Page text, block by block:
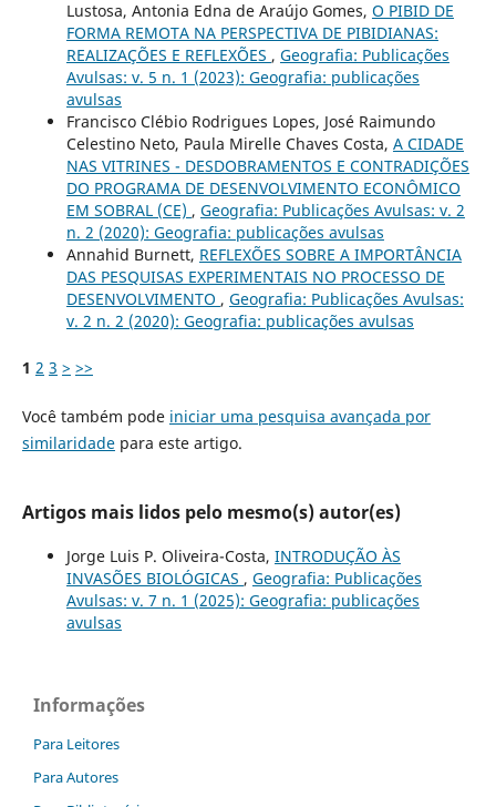
Lustosa, Antonia Edna de Araújo Gomes, O PIBID DE
FORMA REMOTA NA PERSPECTIVA DE PIBIDIANAS:
REALIZAÇÕES E REFLEXÕES , Geografia: Publicações
Avulsas: v. 5 n. 1 (2023): Geografia: publicações
avulsas
Francisco Clébio Rodrigues Lopes, José Raimundo
Celestino Neto, Paula Mirelle Chaves Costa, A CIDADE
NAS VITRINES - DESDOBRAMENTOS E CONTRADIÇÕES
DO PROGRAMA DE DESENVOLVIMENTO ECONÔMICO
EM SOBRAL (CE) , Geografia: Publicações Avulsas: v. 2
n. 2 (2020): Geografia: publicações avulsas
Annahid Burnett, REFLEXÕES SOBRE A IMPORTÂNCIA
DAS PESQUISAS EXPERIMENTAIS NO PROCESSO DE
DESENVOLVIMENTO , Geografia: Publicações Avulsas:
v. 2 n. 2 (2020): Geografia: publicações avulsas
1 2 3 > >>
Você também pode iniciar uma pesquisa avançada por
similaridadepara este artigo.
Artigos mais lidos pelo mesmo(s) autor(es)
Jorge Luis P. Oliveira-Costa, INTRODUÇÃO ÀS
INVASÕES BIOLÓGICAS , Geografia: Publicações
Avulsas: v. 7 n. 1 (2025): Geografia: publicações
avulsas
Informações
Para Leitores
Para Autores